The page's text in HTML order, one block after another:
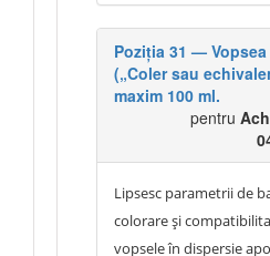
exclude participarea
economici care propun
sau superioare din
tehnic. Autoritatea
produsului „Colorix”
minime de
sunt acceptate orice
Poziția 31 —
(„Coler sau
maxim 100 ml.
pentru
Lipsesc parametrii de
colorare și
vopsele în dispersie